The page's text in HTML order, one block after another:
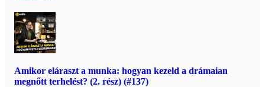
Amikor eláraszt a munka: hogyan kezeld a drámaian
megnőtt terhelést? (2. rész) (#137)